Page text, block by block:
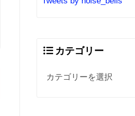
カテゴリー